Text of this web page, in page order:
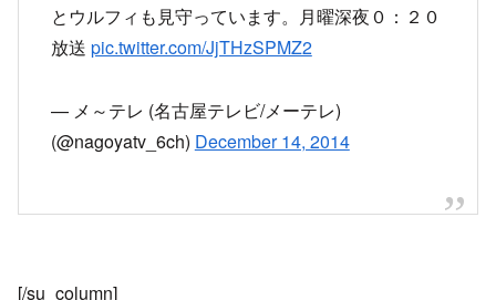
とウルフィも見守っています。月曜深夜０：２０
放送 pic.twitter.com/JjTHzSPMZ2
— メ～テレ (名古屋テレビ/メーテレ)
(@nagoyatv_6ch) December 14, 2014
[/su_column]